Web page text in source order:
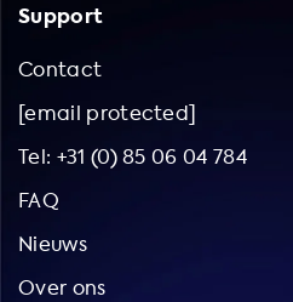
Support
Contact
[email protected]
Tel: +31 (0) 85 06 04 784
FAQ
Nieuws
Over ons